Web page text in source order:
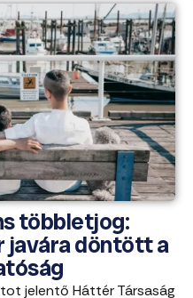
többletjog:
javára döntött a
jelentő Háttér Társaság